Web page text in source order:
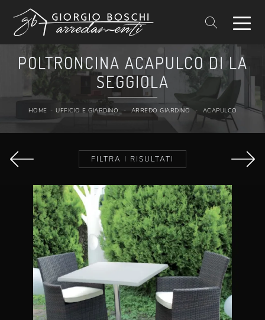
POLTRONCINA ACAPULCO DI LA
SEGGIOLA
HOME - UFFICIO E GIARDINO - ARREDO GIARDINO - ACAPULCO
FILTRA I RISULTATI